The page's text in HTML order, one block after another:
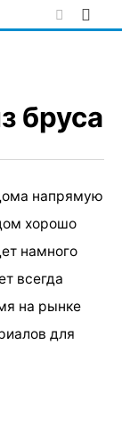
бруса
напрямую
хорошо
намного
всегда
на рынке
для